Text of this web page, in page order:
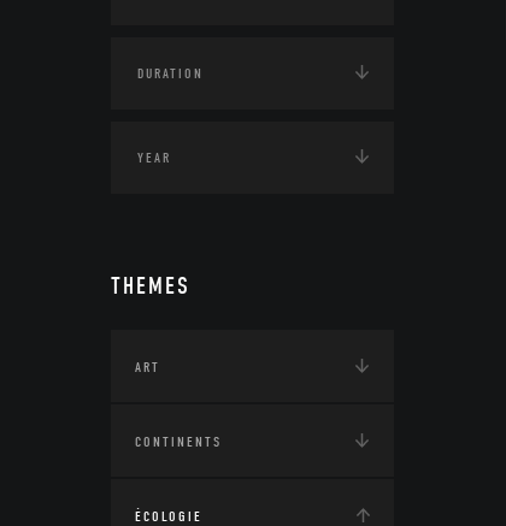
THEMES
ART
CONTINENTS
ÉCOLOGIE